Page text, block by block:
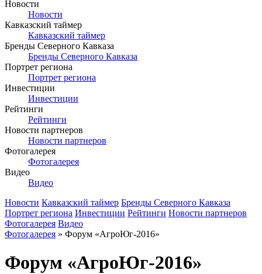
Новости
Новости
Кавказский таймер
Кавказский таймер
Бренды Северного Кавказа
Бренды Северного Кавказа
Портрет региона
Портрет региона
Инвестиции
Инвестиции
Рейтинги
Рейтинги
Новости партнеров
Новости партнеров
Фотогалерея
Фотогалерея
Видео
Видео
Новости Кавказский таймер Бренды Северного Кавказа
Портрет региона Инвестиции Рейтинги Новости партнеров
Фотогалерея Видео
Фотогалерея » Форум «АгроЮг-2016»
Форум «АгроЮг-2016»